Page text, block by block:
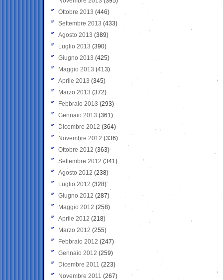
Ottobre 2013 (446)
Settembre 2013 (433)
Agosto 2013 (389)
Luglio 2013 (390)
Giugno 2013 (425)
Maggio 2013 (413)
Aprile 2013 (345)
Marzo 2013 (372)
Febbraio 2013 (293)
Gennaio 2013 (361)
Dicembre 2012 (364)
Novembre 2012 (336)
Ottobre 2012 (363)
Settembre 2012 (341)
Agosto 2012 (238)
Luglio 2012 (328)
Giugno 2012 (287)
Maggio 2012 (258)
Aprile 2012 (218)
Marzo 2012 (255)
Febbraio 2012 (247)
Gennaio 2012 (259)
Dicembre 2011 (223)
Novembre 2011 (267)